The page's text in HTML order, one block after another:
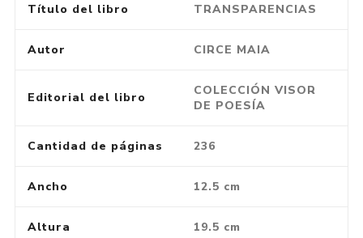
Título del libro TRANSPARENCIAS
Autor CIRCE MAIA
Editorial del libro
COLECCIÓN VISOR
DE POESÍA
Cantidad de páginas 236
Ancho 12.5 cm
Altura 19.5 cm